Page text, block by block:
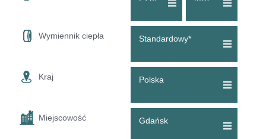
Wymiennik ciepła Standardowy*
Kraj Polska
Miejscowość Gdańsk